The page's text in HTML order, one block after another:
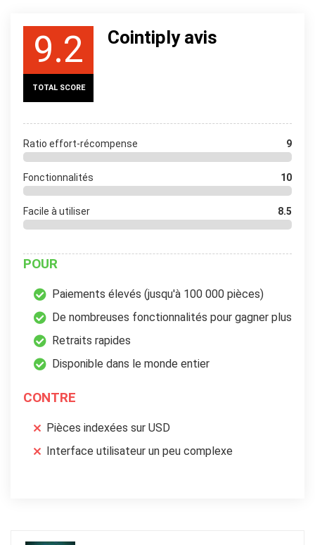
9.2
TOTAL SCORE
Cointiply avis
Ratio effort-récompense 9
Fonctionnalités 10
Facile à utiliser 8.5
POUR
Paiements élevés (jusqu'à 100 000 pièces)
De nombreuses fonctionnalités pour gagner plus
Retraits rapides
Disponible dans le monde entier
CONTRE
Pièces indexées sur USD
Interface utilisateur un peu complexe